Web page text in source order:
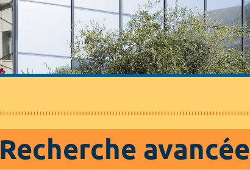
Recherche avancée